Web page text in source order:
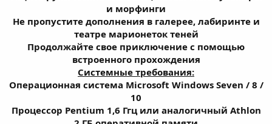
и морфинги
Не пропустите дополнения в галерее, лабиринте и
театре марионеток теней
Продолжайте свое приключение с помощью
встроенного прохождения
Системные требования:
Операционная система Microsoft Windows Seven / 8 /
10
Процессор Pentium 1,6 Ггц или аналогичный Athlon